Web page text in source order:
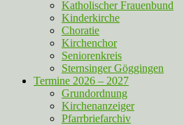
Katholischer Frauenbund
Kinderkirche
Choratie
Kirchenchor
Seniorenkreis
Sternsinger Göggingen
Termine 2026 – 2027
Grundordnung
Kirchenanzeiger
Pfarrbriefarchiv